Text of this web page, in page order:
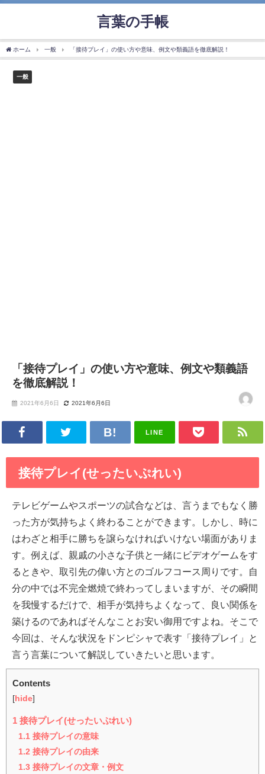
言葉の手帳
ホーム 一般 「接待プレイ」の使い方や意味、例文や類義語を徹底解説！
一般
「接待プレイ」の使い方や意味、例文や類義語
を徹底解説！
2021年6月6日 2021年6月6日
LINE
接待プレイ(せったいぷれい)
テレビゲームやスポーツの試合などは、言うまでもなく勝
った方が気持ちよく終わることができます。しかし、時に
はわざと相手に勝ちを譲らなければいけない場面がありま
す。例えば、親戚の小さな子供と一緒にビデオゲームをす
るときや、取引先の偉い方とのゴルフコース周りです。自
分の中では不完全燃焼で終わってしまいますが、その瞬間
を我慢するだけで、相手が気持ちよくなって、良い関係を
築けるのであればそんなことお安い御用ですよね。そこで
今回は、そんな状況をドンピシャで表す「接待プレイ」と
言う言葉について解説していきたいと思います。
Contents
[ hide]
1 接待プレイ(せったいぷれい)
1.1 接待プレイの意味
1.2 接待プレイの由来
1.3 接待プレイの文章・例文